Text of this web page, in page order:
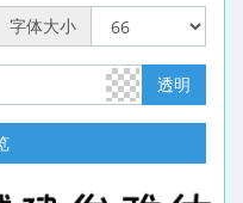
字体大小
透明